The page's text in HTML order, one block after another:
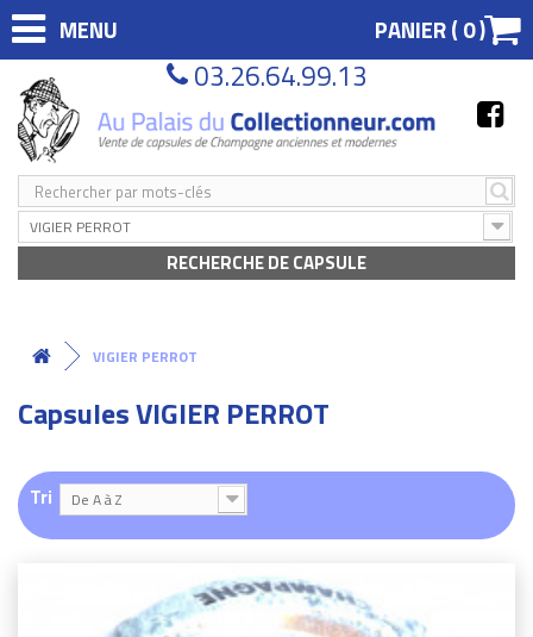
MENU PANIER (0)
03.26.64.99.13
VIGIER PERROT
RECHERCHE DE CAPSULE
VIGIER PERROT
Capsules VIGIER PERROT
Tri De A à Z